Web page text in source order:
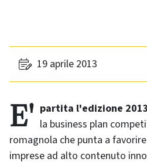
19 aprile 2013
E' partita l'edizione
la business plan
romagnola che punta a
imprese ad alto contenuto